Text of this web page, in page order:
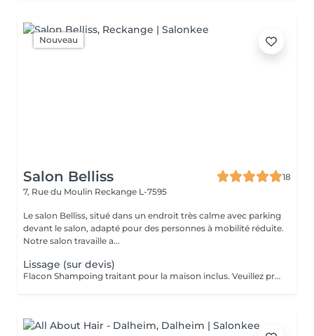
Nouveau
Salon Belliss
18
7, Rue du Moulin Reckange L-7595
Le salon Belliss, situé dans un endroit très calme avec parking
devant le salon, adapté pour des personnes à mobilité réduite.
Notre salon travaille a...
Lissage (sur devis)
Flacon Shampoing traitant pour la maison inclus. Veuillez prendre note que les prix indiqués sur Salonkee sont communiqués à titre informatif et s'entendent de base. Ces derniers sont susceptibles de varier selon le diagnostic réalisé à votre arrivée au salon et l'expertise du professionnel à qui vous confiez votre beauté. Dans tous les cas, un devis précis vous sera proposé et toutes réalisations de prestations seront effectuées avec votre accord. Un grand merci d'avance pour votre compréhension. Au plaisir de vous recevoir très vite.